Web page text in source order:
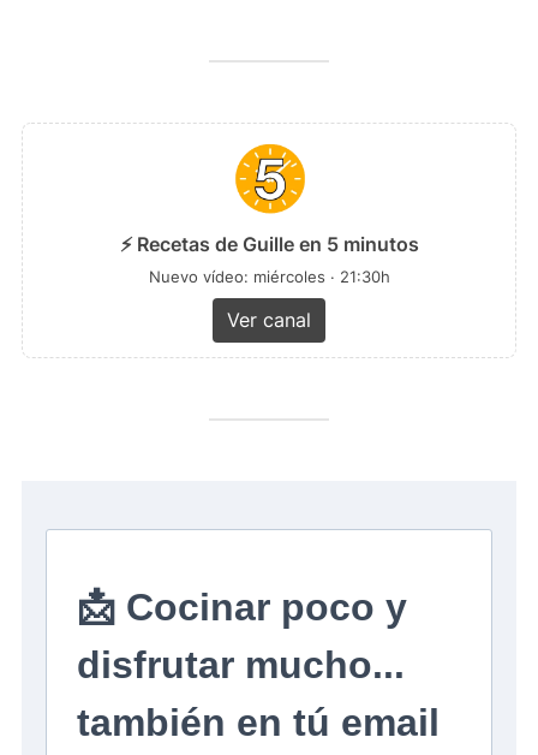
⚡ Recetas de Guille en 5 minutos
Nuevo vídeo: miércoles · 21:30h
Ver canal